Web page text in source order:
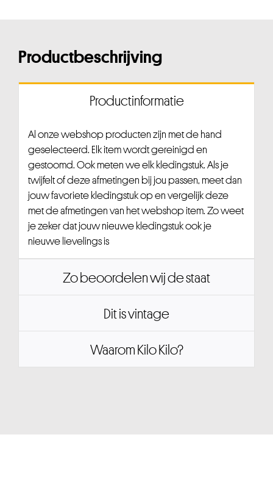
Productbeschrijving
Productinformatie
Al onze webshop producten zijn met de hand
geselecteerd. Elk item wordt gereinigd en
gestoomd. Ook meten we elk kledingstuk. Als je
twijfelt of deze afmetingen bij jou passen, meet dan
jouw favoriete kledingstuk op en vergelijk deze
met de afmetingen van het webshop item. Zo weet
je zeker dat jouw nieuwe kledingstuk ook je
nieuwe lievelings is
Zo beoordelen wij de staat
Dit is vintage
Waarom Kilo Kilo?